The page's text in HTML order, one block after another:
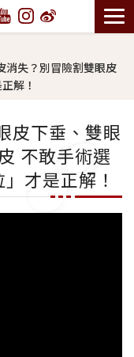
消失？別冒險割雙眼皮
解！
皮下垂、雙眼
不敢手術選
才是正解！